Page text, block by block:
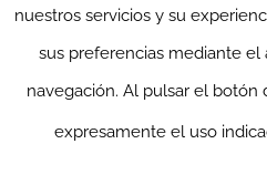
nuestros servicios y su
sus preferencias mediante el
navegación. Al pulsar el botón
expresamente el uso